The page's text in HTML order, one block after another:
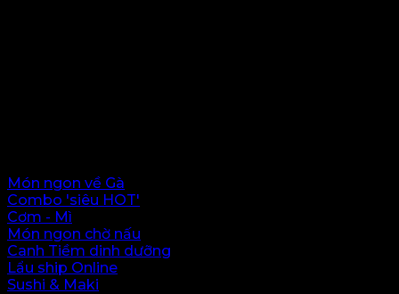
Món ngon về Gà
Combo 'siêu HOT'
Cơm - Mì
Món ngon chờ nấu
Canh Tiềm dinh dưỡng
Lẩu ship Online
Sushi & Maki